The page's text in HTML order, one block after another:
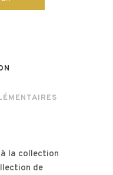
la collection
de